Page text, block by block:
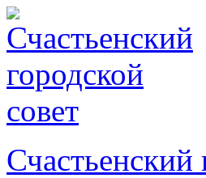
Счастьенский